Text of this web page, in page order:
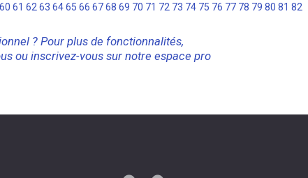
60 61 62 63 6465 66 6768 69 70 71 72 73 74 75 76 77 78 79 80 81 82
? Pour plus de fonctionnalités,
ou inscrivez-vous sur notre espace pro